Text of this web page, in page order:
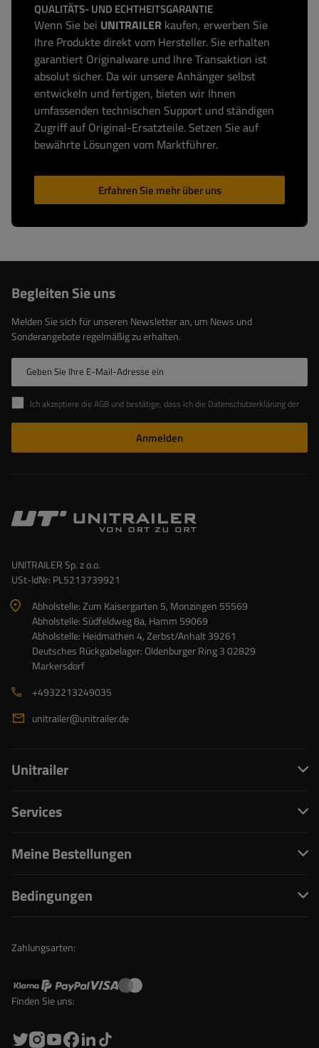
QUALITÄTS- UND ECHTHEITSGARANTIE
Wenn Sie bei UNITRAILER kaufen, erwerben Sie
Ihre Produkte direkt vom Hersteller. Sie erhalten
garantiert Originalware und Ihre Transaktion ist
absolut sicher. Da wir unsere Anhänger selbst
entwickeln und fertigen, bieten wir Ihnen
umfassenden technischen Support und ständigen
Zugriff auf Original-Ersatzteile. Setzen Sie auf
bewährte Lösungen vom Marktführer.
Erfahren Sie mehr über uns
Begleiten Sie uns
Melden Sie sich für unseren Newsletter an, um News und
Sonderangebote regelmäßig zu erhalten.
Geben Sie Ihre E-Mail-Adresse ein
Ich akzeptiere die AGB und bestätige, dass ich die Datenschutzerklärung der Website zur Kenntnis genommen habe
Anmelden
UNITRAILER Sp. z o.o.
USt-IdNr: PL5213739921
Abholstelle: Zum Kaisergarten 5, Monzingen 55569
Abholstelle: Südfeldweg 8a, Hamm 59069
Abholstelle: Heidmathen 4, Zerbst/Anhalt 39261
Deutsches Rückgabelager: Oldenburger Ring 3 02829
Markersdorf
+4932213249035
unitrailer@unitrailer.de
Unitrailer
Services
Meine Bestellungen
Bedingungen
Zahlungsarten:
Finden Sie uns: